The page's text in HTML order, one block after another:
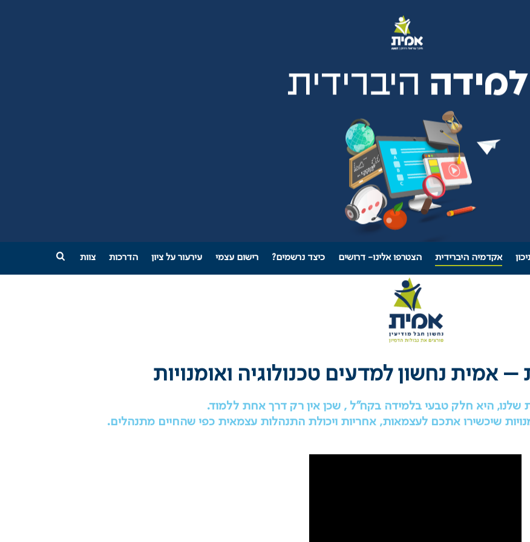
אקדמיה היברידית הצטרפו אלינו- דרושים כיצד נרשמים? רישום עצמי עירעור על ציון הדרכות צוות
אמית נחשון למדעים טכנולוגיה ואומנויות
שלנו, היא חלק טבעי בלמידה בקח”ל , שכן אין רק דרך אחת ללמוד.
שיכשירו אתכם לעצמאות, אחריות ויכולת התנהלות עצמאית כפי שהחיים מתנהלים.